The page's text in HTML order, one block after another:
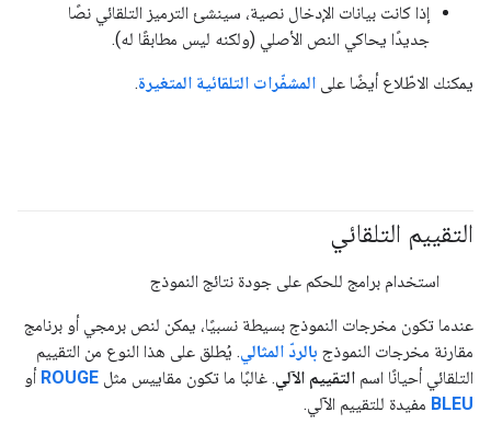
إذا كانت بيانات الإدخال نصية، سينشئ الترميز التلقائي نصًا
جديدًا يحاكي النص الأصلي (ولكنه ليس مطابقًا له).
يمكنك الاطّلاع أيضًا على المشفّرات التلقائية المتغيرة.
التقييم التلقائي
استخدام برامج للحكم على جودة نتائج النموذج
عندما تكون مخرجات النموذج بسيطة نسبيًا، يمكن لنص برمجي أو برنامج
مقارنة مخرجات النموذج بالردّ المثالي. يُطلق على هذا النوع من التقييم
التلقائي أحيانًا اسم التقييم الآلي. غالبًا ما تكون مقاييس مثل ROUGE أو
BLEU مفيدة للتقييم الآلي.